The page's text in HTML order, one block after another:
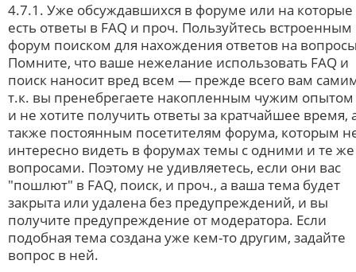
4.7.1. Уже обсуждавшихся в форуме или на которые
есть ответы в FAQ и проч. Пользуйтесь встроенным
форум поиском для нахождения ответов на
Помните, что ваше нежелание использовать FAQ и
поиск наносит вред всем — прежде всего вам
т.к. вы пренебрегаете накопленным чужим опытом
и не хотите получить ответы за кратчайшее время,
также постоянным посетителям форума, которым
интересно видеть в форумах темы с одними и те же
вопросами. Поэтому не удивляетесь, если они вас
"пошлют" в FAQ, поиск, и проч., а ваша тема будет
закрыта или удалена без предупреждений, и вы
получите предупреждение от модератора. Если
подобная тема создана уже кем-то другим, задайте
вопрос в ней.